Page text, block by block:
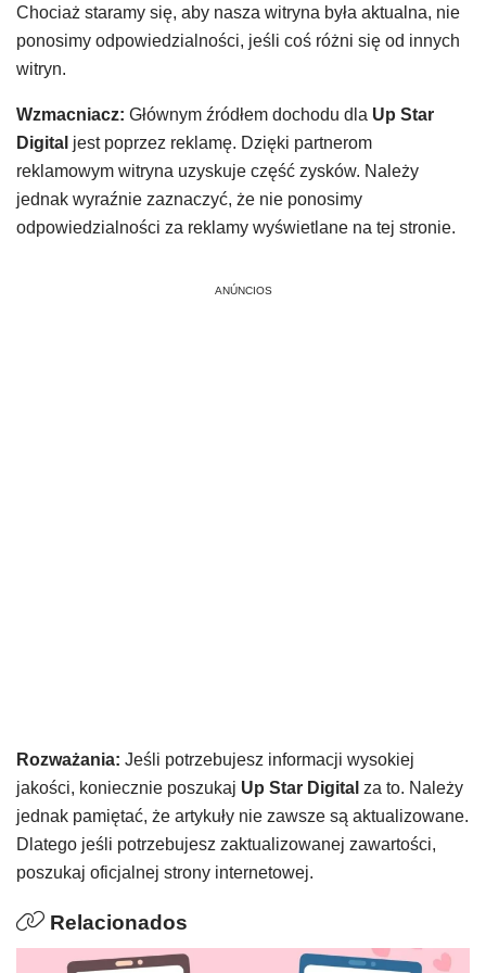
Chociaż staramy się, aby nasza witryna była aktualna, nie
ponosimy odpowiedzialności, jeśli coś różni się od innych
witryn.
Wzmacniacz: Głównym źródłem dochodu dla Up Star
Digital jest poprzez reklamę. Dzięki partnerom
reklamowym witryna uzyskuje część zysków. Należy
jednak wyraźnie zaznaczyć, że nie ponosimy
odpowiedzialności za reklamy wyświetlane na tej stronie.
ANÚNCIOS
Rozważania: Jeśli potrzebujesz informacji wysokiej
jakości, koniecznie poszukaj Up Star Digital za to. Należy
jednak pamiętać, że artykuły nie zawsze są aktualizowane.
Dlatego jeśli potrzebujesz zaktualizowanej zawartości,
poszukaj oficjalnej strony internetowej.
Relacionados